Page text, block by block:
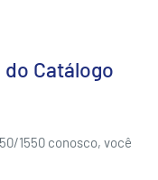
Catálogo
1550 conosco, você